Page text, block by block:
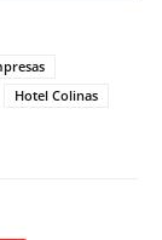
Hotel Colinas